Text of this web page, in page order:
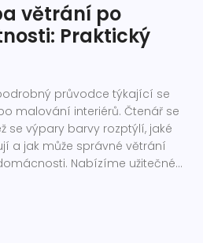
větrání po
Praktický
průvodce týkající se
malování interiérů. Čtenář se
se výpary barvy rozptýlí, jaké
a jak může správné větrání
Nabízíme užitečné
bylo bezpečné a příjemné.